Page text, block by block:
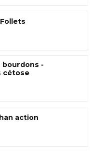
-
cétose
action